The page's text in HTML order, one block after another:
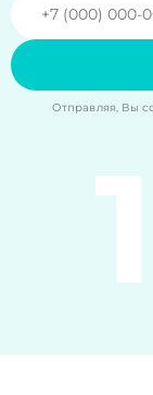
Отправляя, Вы